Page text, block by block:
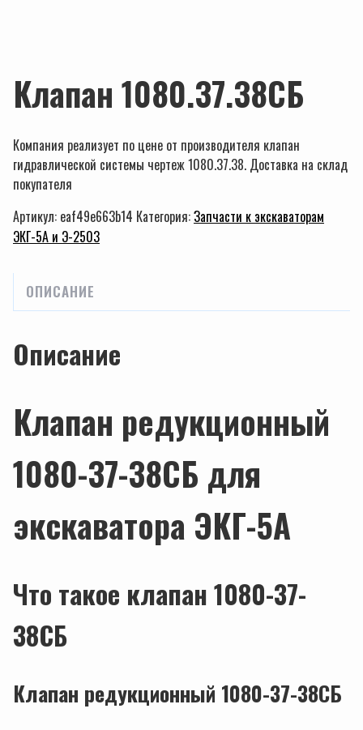
Клапан 1080.37.38СБ
Компания реализует по цене от производителя клапан
гидравлической системы чертеж 1080.37.38. Доставка на склад
покупателя
Артикул: eaf49e663b14 Категория:Запчасти к экскаваторам
ЭКГ-5А и Э-2503
ОПИСАНИЕ
Описание
Клапан редукционный
1080-37-38СБ для
экскаватора ЭКГ-5А
Что такое клапан 1080-37-
38СБ
Клапан редукционный 1080-37-38СБ